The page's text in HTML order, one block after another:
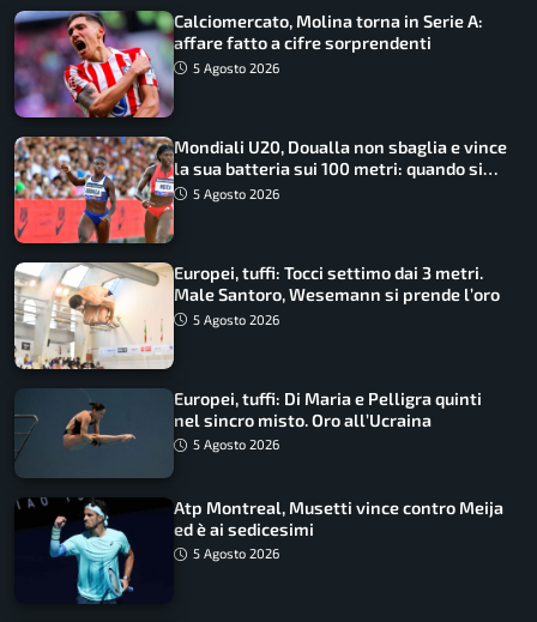
Calciomercato, Molina torna in Serie A:
affare fatto a cifre sorprendenti
5 Agosto 2026
Mondiali U20, Doualla non sbaglia e vince
la sua batteria sui 100 metri: quando si
disputano le finali
5 Agosto 2026
Europei, tuffi: Tocci settimo dai 3 metri.
Male Santoro, Wesemann si prende l’oro
5 Agosto 2026
Europei, tuffi: Di Maria e Pelligra quinti
nel sincro misto. Oro all’Ucraina
5 Agosto 2026
Atp Montreal, Musetti vince contro Meija
ed è ai sedicesimi
5 Agosto 2026